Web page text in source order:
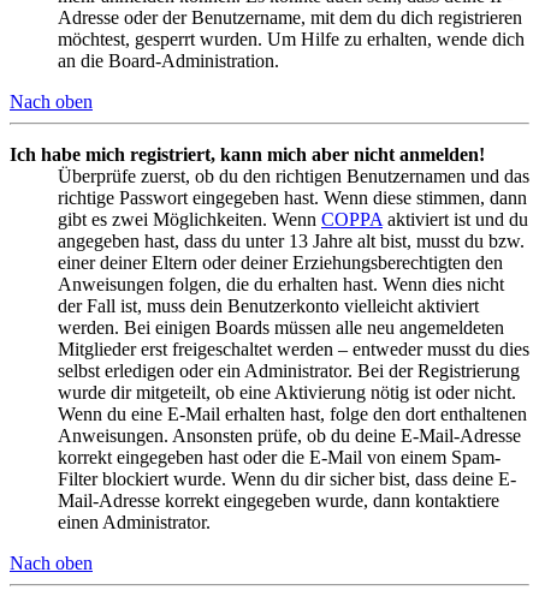
Adresse oder der Benutzername, mit dem du dich registrieren
möchtest, gesperrt wurden. Um Hilfe zu erhalten, wende dich
an die Board-Administration.
Nach oben
Ich habe mich registriert, kann mich aber nicht anmelden!
Überprüfe zuerst, ob du den richtigen Benutzernamen und das
richtige Passwort eingegeben hast. Wenn diese stimmen, dann
gibt es zwei Möglichkeiten. Wenn COPPA aktiviert ist und du
angegeben hast, dass du unter 13 Jahre alt bist, musst du bzw.
einer deiner Eltern oder deiner Erziehungsberechtigten den
Anweisungen folgen, die du erhalten hast. Wenn dies nicht
der Fall ist, muss dein Benutzerkonto vielleicht aktiviert
werden. Bei einigen Boards müssen alle neu angemeldeten
Mitglieder erst freigeschaltet werden – entweder musst du dies
selbst erledigen oder ein Administrator. Bei der Registrierung
wurde dir mitgeteilt, ob eine Aktivierung nötig ist oder nicht.
Wenn du eine E-Mail erhalten hast, folge den dort enthaltenen
Anweisungen. Ansonsten prüfe, ob du deine E-Mail-Adresse
korrekt eingegeben hast oder die E-Mail von einem Spam-
Filter blockiert wurde. Wenn du dir sicher bist, dass deine E-
Mail-Adresse korrekt eingegeben wurde, dann kontaktiere
einen Administrator.
Nach oben